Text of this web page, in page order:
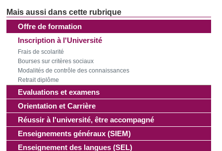
Offre de formation
Inscription à l'Université
Frais de scolarité
Bourses sur critères sociaux
Modalités de contrôle des connaissances
Retrait diplôme
Evaluations et examens
Orientation et Carrière
Réussir à l'université, être accompagné
Enseignements généraux (SIEM)
Enseignement des langues (SEL)